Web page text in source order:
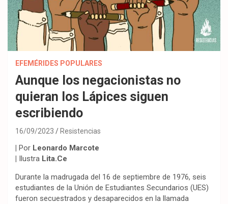
EFEMÉRIDES POPULARES
Aunque los negacionistas no
quieran los Lápices siguen
escribiendo
16/09/2023 Resistencias
Por Leonardo Marcote
Ilustra Lita.Ce
Durante la madrugada del 16 de septiembre de 1976, seis
estudiantes de la Unión de Estudiantes Secundarios (UES)
fueron secuestrados y desaparecidos en la llamada